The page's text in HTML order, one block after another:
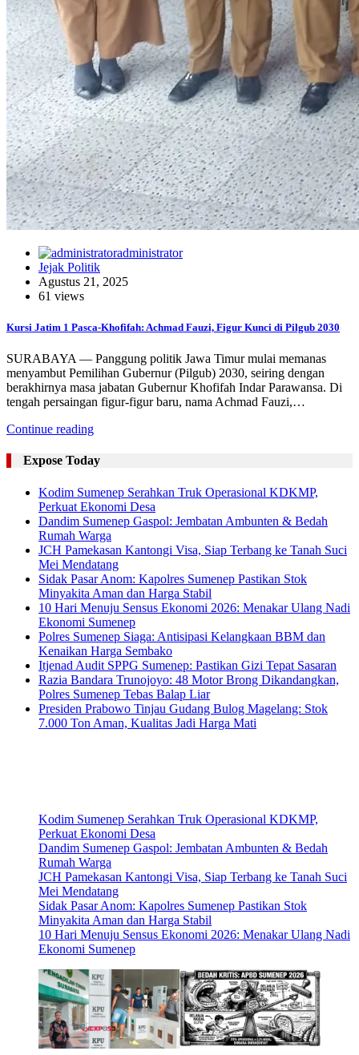
administrator
Jejak Politik
Agustus 21, 2025
61 views
Kursi Jatim 1 Pasca-Khofifah: Achmad Fauzi, Figur Kunci di Pilgub 2030
SURABAYA — Panggung politik Jawa Timur mulai memanas
menyambut Pemilihan Gubernur (Pilgub) 2030, seiring dengan
berakhirnya masa jabatan Gubernur Khofifah Indar Parawansa. Di
tengah persaingan figur-figur baru, nama Achmad Fauzi,…
Continue reading
Expose Today
Kodim Sumenep Serahkan Truk Operasional KDKMP,
Perkuat Ekonomi Desa
Dandim Sumenep Gaspol: Jembatan Ambunten & Bedah
Rumah Warga
JCH Pamekasan Kantongi Visa, Siap Terbang ke Tanah Suci
Mei Mendatang
Sidak Pasar Anom: Kapolres Sumenep Pastikan Stok
Minyakita Aman dan Harga Stabil
10 Hari Menuju Sensus Ekonomi 2026: Menakar Ulang Nadi
Ekonomi Sumenep
Polres Sumenep Siaga: Antisipasi Kelangkaan BBM dan
Kenaikan Harga Sembako
Itjenad Audit SPPG Sumenep: Pastikan Gizi Tepat Sasaran
Razia Bandara Trunojoyo: 48 Motor Brong Dikandangkan,
Polres Sumenep Tebas Balap Liar
Presiden Prabowo Tinjau Gudang Bulog Magelang: Stok
7.000 Ton Aman, Kualitas Jadi Harga Mati
Kodim Sumenep Serahkan Truk Operasional KDKMP,
Perkuat Ekonomi Desa
Dandim Sumenep Gaspol: Jembatan Ambunten & Bedah
Rumah Warga
JCH Pamekasan Kantongi Visa, Siap Terbang ke Tanah Suci
Mei Mendatang
Sidak Pasar Anom: Kapolres Sumenep Pastikan Stok
Minyakita Aman dan Harga Stabil
10 Hari Menuju Sensus Ekonomi 2026: Menakar Ulang Nadi
Ekonomi Sumenep